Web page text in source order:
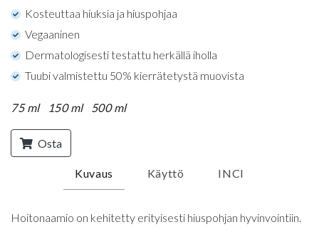
Kosteuttaa hiuksia ja hiuspohjaa
Vegaaninen
Dermatologisesti testattu herkällä iholla
Tuubi valmistettu 50% kierrätetystä muovista
75 ml 150 ml 500 ml
Osta
Kuvaus Käyttö INCI
Hoitonaamio on kehitetty erityisesti hiuspohjan hyvinvointiin.